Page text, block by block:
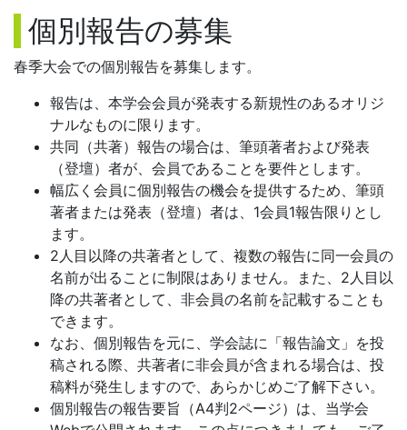
個別報告の募集
春季大会での個別報告を募集します。
報告は、本学会会員が発表する新規性のあるオリジ
ナルなものに限ります。
共同（共著）報告の場合は、筆頭著者および発表
（登壇）者が、会員であることを要件とします。
幅広く会員に個別報告の機会を提供するため、筆頭
著者または発表（登壇）者は、1会員1報告限りとし
ます。
2人目以降の共著者として、複数の報告に同一会員の
名前が出ることに制限はありません。また、2人目以
降の共著者として、非会員の名前を記載することも
できます。
なお、個別報告を元に、学会誌に「報告論文」を投
稿される際、共著者に非会員が含まれる場合は、投
稿料が発生しますので、あらかじめご了解下さい。
個別報告の報告要旨（A4判2ページ）は、当学会